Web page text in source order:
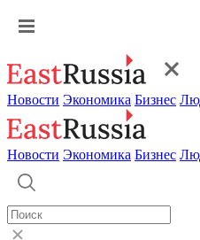
Новости Экономика Бизнес
Новости Экономика Бизнес